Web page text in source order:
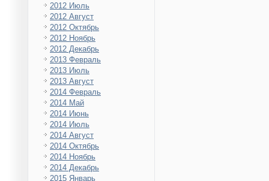
2012 Июль
2012 Август
2012 Октябрь
2012 Ноябрь
2012 Декабрь
2013 Февраль
2013 Июль
2013 Август
2014 Февраль
2014 Май
2014 Июнь
2014 Июль
2014 Август
2014 Октябрь
2014 Ноябрь
2014 Декабрь
2015 Январь